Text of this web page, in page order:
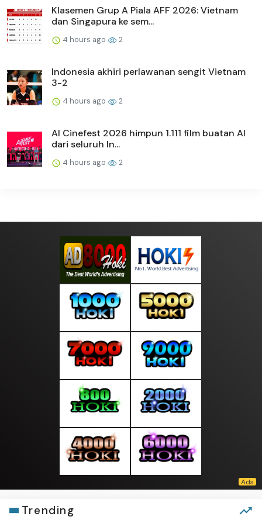
Klasemen Grup A Piala AFF 2026: Vietnam
dan Singapura ke sem...
4 hours ago 2
Indonesia akhiri perlawanan sengit Vietnam
3-2
4 hours ago 2
AI Cinefest 2026 himpun 1.111 film buatan AI
dari seluruh In...
4 hours ago 2
Trending